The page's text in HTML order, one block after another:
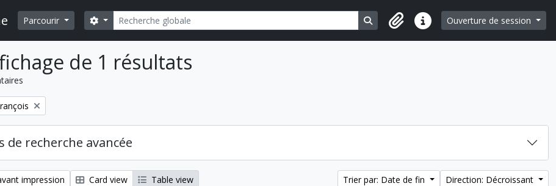
Parcourir Rechercher
Search options Search in browse page
Liens rapidesOuverture de session
de 1 résultats
de recherche avancée
impression Card view Table view Trier par: Date de fin Direction: Décroissant